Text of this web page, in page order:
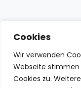
Cookies
Wir verwenden
Webseite stimmen
Cookies zu.